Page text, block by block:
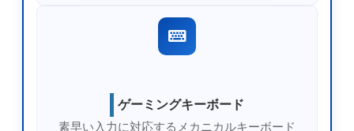
ゲーミングキーボード
素早い入力に対応するメカニカルキーボード